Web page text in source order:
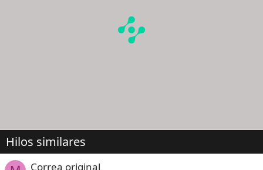
Hilos similares
Correa original